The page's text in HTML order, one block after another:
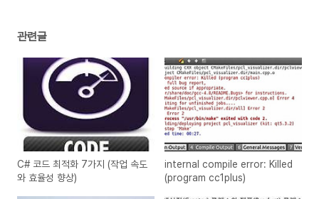
관련글
C# 코드 최적화 7가지 (작업 속도
와 효율성 향상)
internal compile error: Killed
(program cc1plus)